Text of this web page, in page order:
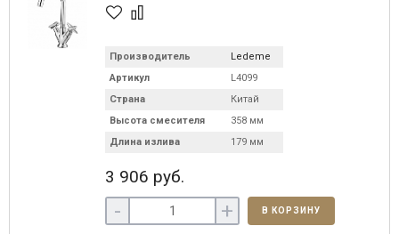
Производитель
Ledeme
Артикул
L4099
Страна
Китай
Высота смесителя
358 мм
Длина излива
179 мм
3 906 руб.
- + В КОРЗИНУ